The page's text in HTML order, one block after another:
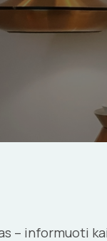
– informuoti